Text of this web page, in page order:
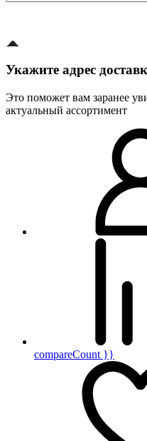
Укажите адрес
Это поможет вам заранее
актуальный ассортимент
compareCount }}